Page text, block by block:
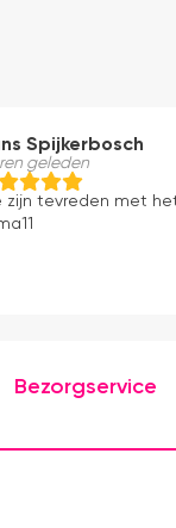
Spijkerbosch
geleden
zijn tevreden met
Bezorgservice